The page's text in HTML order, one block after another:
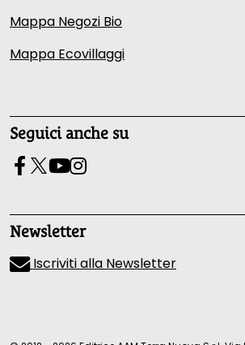
Mappa Negozi Bio
Mappa Ecovillaggi
Seguici anche su
Newsletter
Iscriviti alla Newsletter